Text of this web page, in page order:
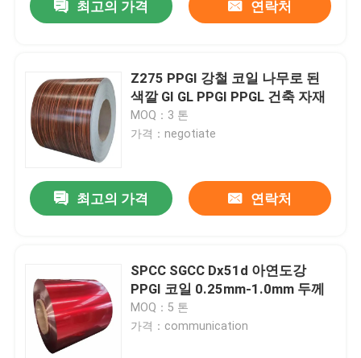
최고의 가격 연락처
Z275 PPGI 강철 코일 나무로 된
색깔 GI GL PPGI PPGL 건축 자재
MOQ：3 톤
가격：negotiate
최고의 가격 연락처
SPCC SGCC Dx51d 아연도강
PPGI 코일 0.25mm-1.0mm 두께
MOQ：5 톤
가격：communication